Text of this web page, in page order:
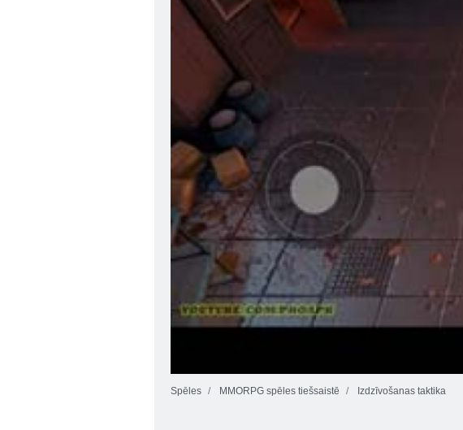
Spēles MMORPG spēles tiešsaistē Izdzīvošanas taktika